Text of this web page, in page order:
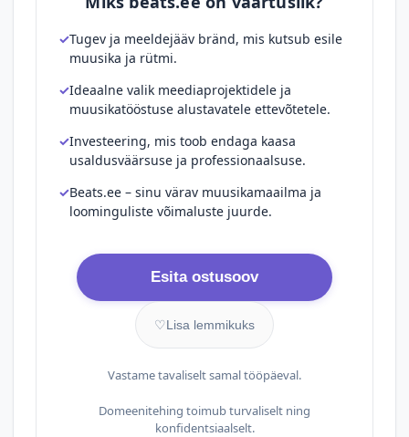
Tugev ja meeldejääv bränd, mis kutsub esile
muusika ja rütmi.
Ideaalne valik meediaprojektidele ja
muusikatööstuse alustavatele ettevõtetele.
Investeering, mis toob endaga kaasa
usaldusväärsuse ja professionaalsuse.
Beats.ee – sinu värav muusikamaailma ja
loominguliste võimaluste juurde.
Esita ostusoov
♡Lisa lemmikuks
Vastame tavaliselt samal tööpäeval.
Domeenitehing toimub turvaliselt ning
konfidentsiaalselt.